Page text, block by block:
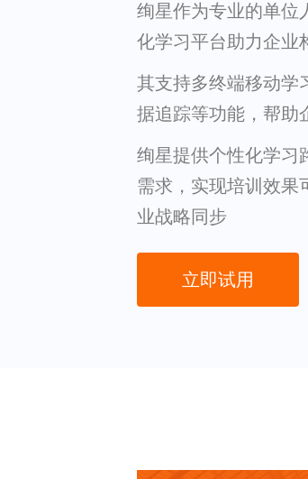
绚星作为专业的单位
化学习平台助力企业
其支持多终端移动学
据追踪等功能，帮助
绚星提供个性化学习
需求，实现培训效果
业战略同步
立即试用